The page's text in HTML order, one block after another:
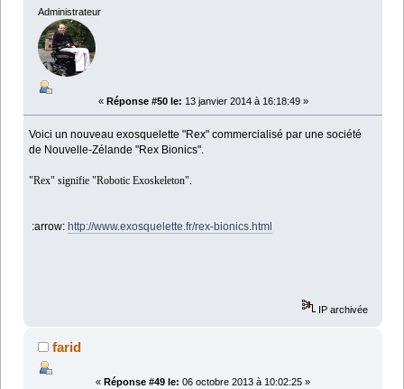
Administrateur
« Réponse #50 le: 13 janvier 2014 à 16:18:49 »
Voici un nouveau exosquelette "Rex" commercialisé par une société
de Nouvelle-Zélande "Rex Bionics".
"Rex" signifie "Robotic Exoskeleton".
:arrow:http://www.exosquelette.fr/rex-bionics.html
IP archivée
farid
« Réponse #49 le: 06 octobre 2013 à 10:02:25 »